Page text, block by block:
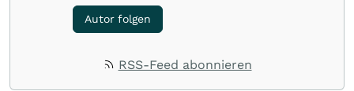
Autor folgen
RSS-Feed abonnieren